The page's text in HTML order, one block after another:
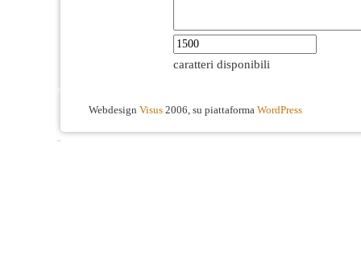
caratteri disponibili
Webdesign Visus 2006, su piattaforma WordPress